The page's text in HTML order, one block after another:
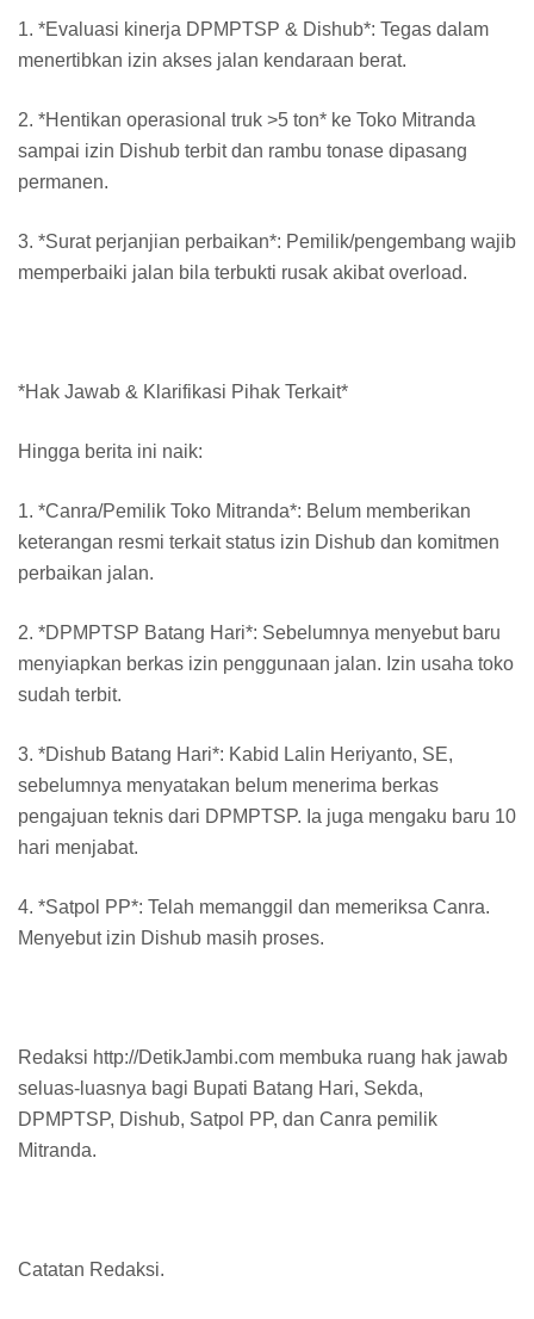
1. *Evaluasi kinerja DPMPTSP & Dishub*: Tegas dalam
menertibkan izin akses jalan kendaraan berat.
2. *Hentikan operasional truk >5 ton* ke Toko Mitranda
sampai izin Dishub terbit dan rambu tonase dipasang
permanen.
3. *Surat perjanjian perbaikan*: Pemilik/pengembang wajib
memperbaiki jalan bila terbukti rusak akibat overload.
*Hak Jawab & Klarifikasi Pihak Terkait*
Hingga berita ini naik:
1. *Canra/Pemilik Toko Mitranda*: Belum memberikan
keterangan resmi terkait status izin Dishub dan komitmen
perbaikan jalan.
2. *DPMPTSP Batang Hari*: Sebelumnya menyebut baru
menyiapkan berkas izin penggunaan jalan. Izin usaha toko
sudah terbit.
3. *Dishub Batang Hari*: Kabid Lalin Heriyanto, SE,
sebelumnya menyatakan belum menerima berkas
pengajuan teknis dari DPMPTSP. Ia juga mengaku baru 10
hari menjabat.
4. *Satpol PP*: Telah memanggil dan memeriksa Canra.
Menyebut izin Dishub masih proses.
Redaksi http://DetikJambi.com membuka ruang hak jawab
seluas-luasnya bagi Bupati Batang Hari, Sekda,
DPMPTSP, Dishub, Satpol PP, dan Canra pemilik
Mitranda.
Catatan Redaksi.